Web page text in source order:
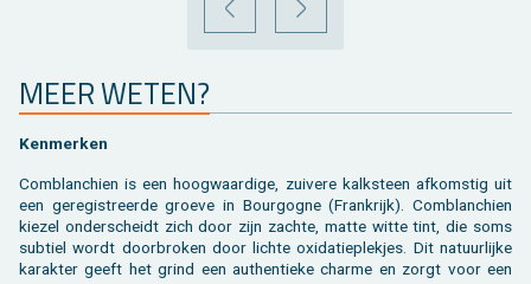
VORIGE VOLGENDE
MEER WETEN?
Ken­mer­ken
Com­blan­chien is een hoog­waar­di­ge, zui­ve­re kalk­steen af­kom­stig uit
een ge­re­gi­streer­de groe­ve in Bour­gog­ne (Frank­rijk). Com­blan­chien
kie­zel on­der­scheidt zich door zijn zach­te, matte witte tint, die soms
sub­tiel wordt door­bro­ken door lich­te oxi­da­tie­plek­jes. Dit na­tuur­lij­ke
ka­rak­ter geeft het grind een au­then­tie­ke char­me en zorgt voor een